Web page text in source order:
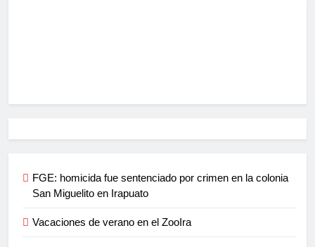
FGE: homicida fue sentenciado por crimen en la colonia
San Miguelito en Irapuato
Vacaciones de verano en el ZooIra